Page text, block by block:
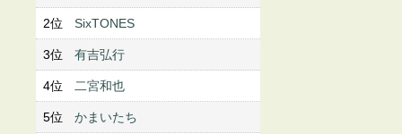
2位 SixTONES
3位 有吉弘行
4位 二宮和也
5位 かまいたち